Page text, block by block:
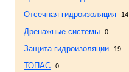
Отсечная гидроизоляция 14
Дренажные системы 0
Защита гидроизоляции 19
ТОПАС 0